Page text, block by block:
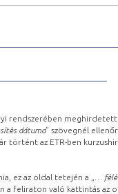
rendszerében
dátuma” szövegnél
történt az ETR-ben
ez az oldal tetején a „
…
a feliraton való kattintás az